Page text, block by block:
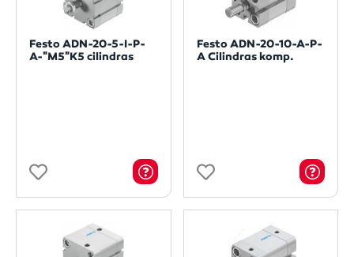
Festo ADN-20-5-I-P-
A-"M5"K5 cilindras
Festo ADN-20-10-A-P-
A Cilindras komp.